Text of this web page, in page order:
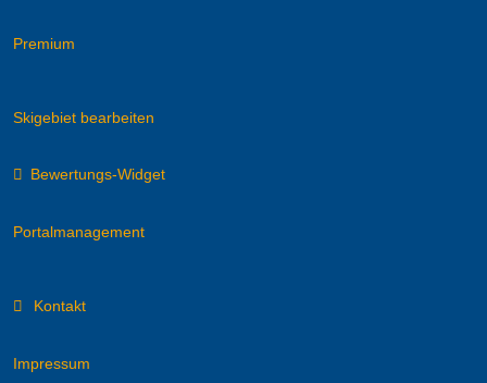
Premium
Skigebiet bearbeiten
Bewertungs-Widget
Portalmanagement
Kontakt
Impressum